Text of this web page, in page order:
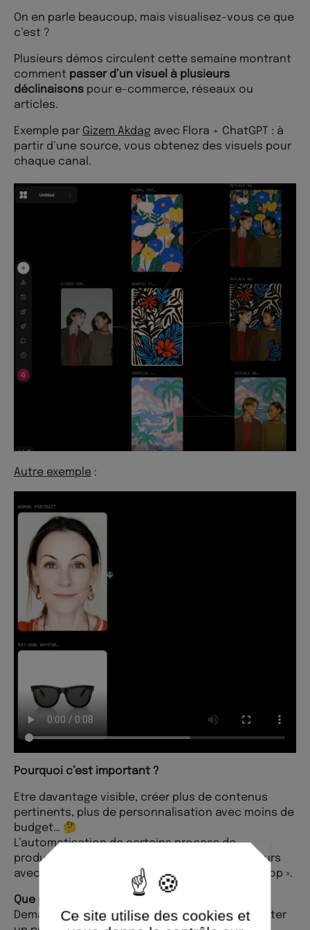
On en parle beaucoup, mais visualisez-vous ce que
c’est ?
Plusieurs démos circulent cette semaine montrant
comment passer d’un visuel à plusieurs
déclinaisons pour e-commerce, réseaux ou
articles.
Exemple par Gizem Akdag avec Flora + ChatGPT : à
partir d’une source, vous obtenez des visuels pour
chaque canal.
Autre exemple :
Pourquoi c’est important ?
Etre davantage visible, créer plus de contenus
pertinents, plus de personnalisation avec moins de
budget… 🤔
L’automatisation de certains process de
production est l’une des réponses mais toujours
avec une phase de validation « human in the loop ».
Que pouvez-vous en faire concrètement ?
Demander à vos équipes (ou à nous 😉 ) de tester
Ce site utilise des cookies et